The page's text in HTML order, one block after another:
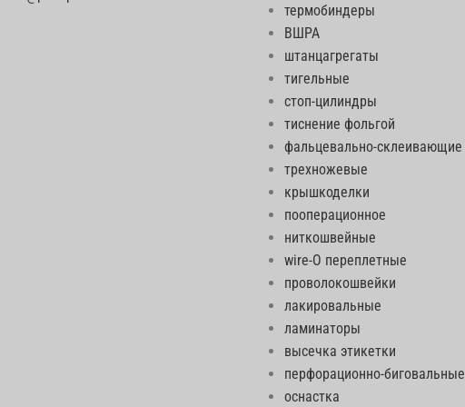
термобиндеры
ВШРА
штанцагрегаты
тигельные
стоп-цилиндры
тиснение фольгой
фальцевально-склеивающие
трехножевые
крышкоделки
пооперационное
ниткошвейные
wire-O переплетные
проволокошвейки
лакировальные
ламинаторы
высечка этикетки
перфорационно-биговальные
оснастка